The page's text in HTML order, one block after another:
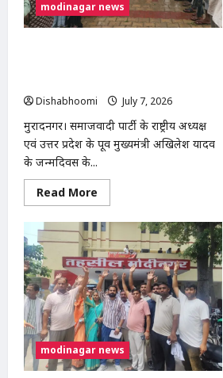
CCTV
फुटेज
modinagar news
Dishabhoomi
July 7, 2026
मुरादनगर। समाजवादी पार्टी के राष्ट्रीय अध्यक्ष
एवं उत्तर प्रदेश के पूर्व मुख्यमंत्री अखिलेश यादव
के जन्मदिवस के...
Read More
more
अखिलेश
यादव
के
जन्मदिवस
पर
मुरादनगर
में
सपा
महिला
सभा
का
सघन
वृक्षारोपण
अभियान,
modinagar news